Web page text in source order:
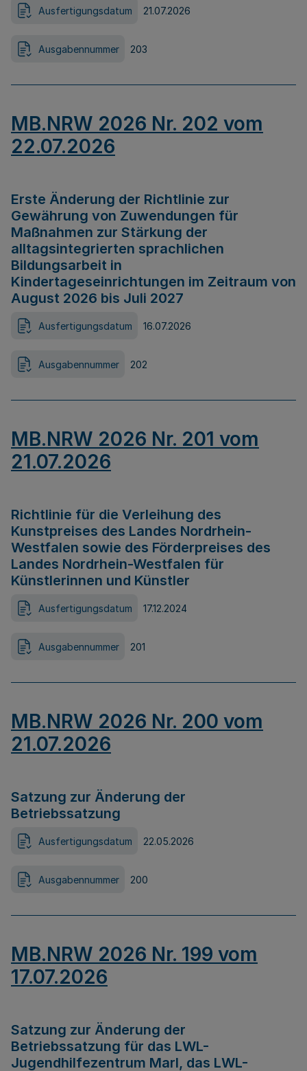
Ausfertigungsdatum 21.07.2026
Ausgabennummer 203
MB.NRW 2026 Nr. 202 vom
22.07.2026
Erste Änderung der Richtlinie zur
Gewährung von Zuwendungen für
Maßnahmen zur Stärkung der
alltagsintegrierten sprachlichen
Bildungsarbeit in
Kindertageseinrichtungen im Zeitraum von
August 2026 bis Juli 2027
Ausfertigungsdatum 16.07.2026
Ausgabennummer 202
MB.NRW 2026 Nr. 201 vom
21.07.2026
Richtlinie für die Verleihung des
Kunstpreises des Landes Nordrhein-
Westfalen sowie des Förderpreises des
Landes Nordrhein-Westfalen für
Künstlerinnen und Künstler
Ausfertigungsdatum 17.12.2024
Ausgabennummer 201
MB.NRW 2026 Nr. 200 vom
21.07.2026
Satzung zur Änderung der
Betriebssatzung
Ausfertigungsdatum 22.05.2026
Ausgabennummer 200
MB.NRW 2026 Nr. 199 vom
17.07.2026
Satzung zur Änderung der
Betriebssatzung für das LWL-
Jugendhilfezentrum Marl, das LWL-